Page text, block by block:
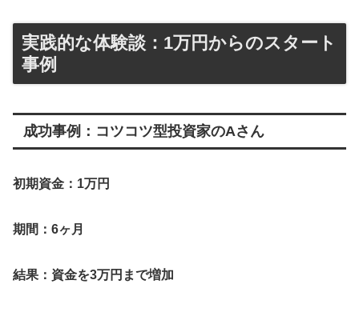
実践的な体験談：1万円からのスタート
事例
成功事例：コツコツ型投資家のAさん
初期資金：1万円
期間：6ヶ月
結果：資金を3万円まで増加